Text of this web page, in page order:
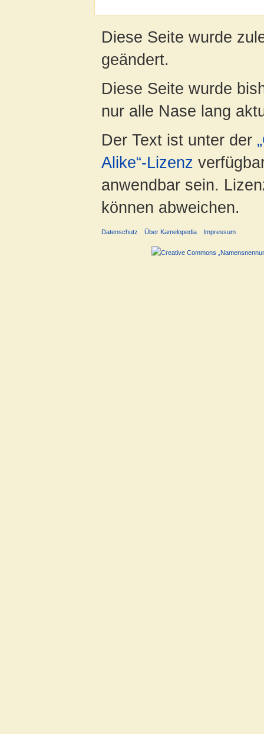
Diese Seite wurde
geändert.
Diese Seite wurde
nur alle Nase lang
Der Text ist unter der
Alike“-Lizenz
anwendbar sein.
können abweichen.
Datenschutz Über Kamelopedia Impressum